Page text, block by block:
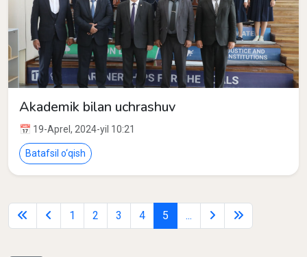
Akademik bilan uchrashuv
📅 19-Aprel, 2024-yil 10:21
Batafsil o‘qish
1 2 3 4 5 ...